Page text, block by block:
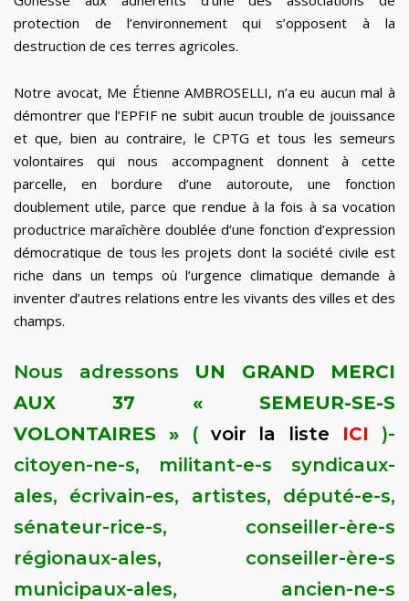
protection de l’environnement qui s’opposent à la
destruction de ces terres agricoles.
Notre avocat, Me Étienne AMBROSELLI, n’a eu aucun mal à
démontrer que l’EPFIF ne subit aucun trouble de jouissance
et que, bien au contraire, le CPTG et tous les semeurs
volontaires qui nous accompagnent donnent à cette
parcelle, en bordure d’une autoroute, une fonction
doublement utile, parce que rendue à la fois à sa vocation
productrice maraîchère doublée d’une fonction d’expression
démocratique de tous les projets dont la société civile est
riche dans un temps où l’urgence climatique demande à
inventer d’autres relations entre les vivants des villes et des
champs.
Nous adressons UN GRAND MERCI
AUX 37 « SEMEUR-SE-S
VOLONTAIRES »(voir la liste ICI )-
citoyen-ne-s, militant-e-s syndicaux-
ales, écrivain-es, artistes, député-e-s,
sénateur-rice-s, conseiller-ère-s
régionaux-ales, conseiller-ère-s
municipaux-ales, ancien-ne-s